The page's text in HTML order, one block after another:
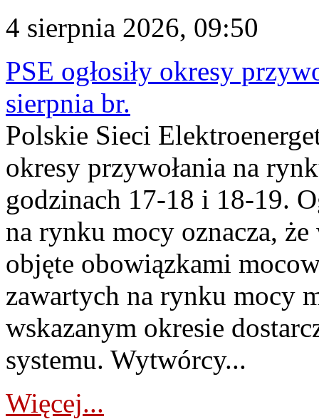
4 sierpnia 2026, 09:50
PSE ogłosiły okresy
sierpnia br.
Polskie Sieci
okresy przywołania na
godzinach 17-18 i 18-19.
na rynku mocy oznacza,
objęte obowiązkami
zawartych na rynku mocy
wskazanym okresie
systemu. Wytwórcy...
Więcej...